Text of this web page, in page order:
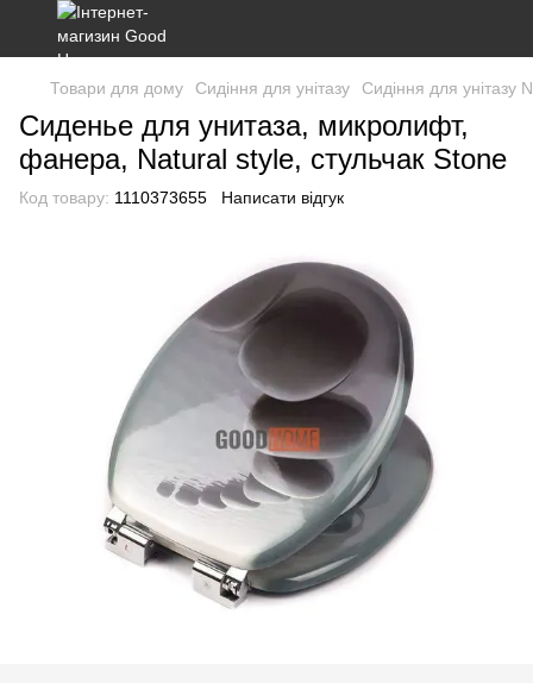
Товари для дому Сидіння для унітазу Сидіння для унітазу
Сиденье для унитаза, микролифт,
фанера, Natural style, стульчак Stone
Код товару: 1110373655 Написати відгук